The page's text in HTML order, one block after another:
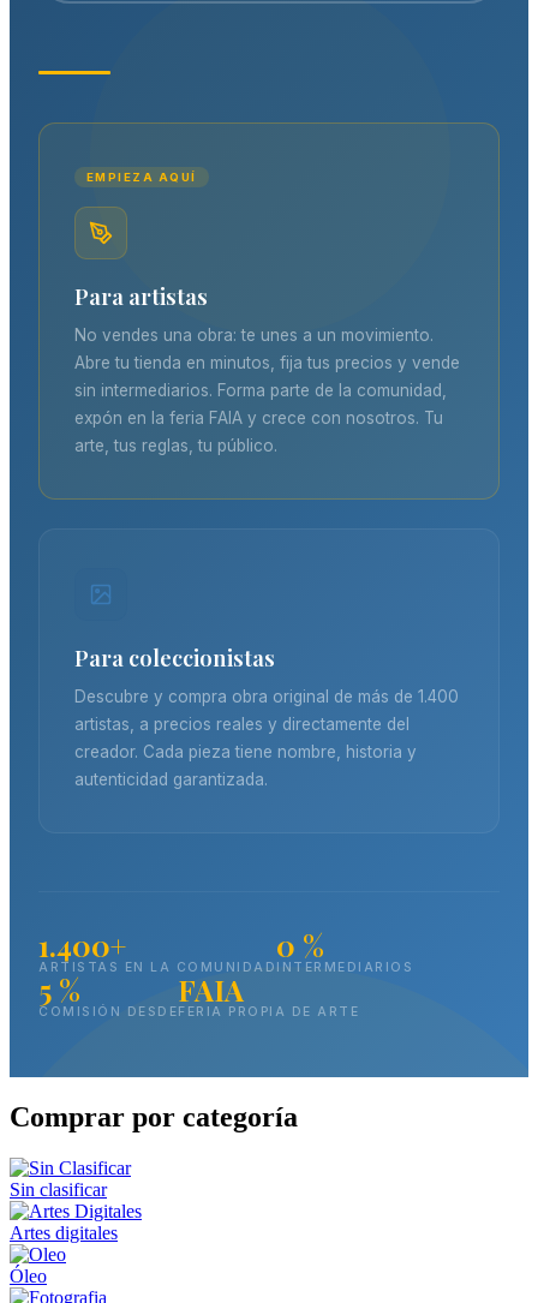
EMPIEZA AQUÍ
Para artistas
No vendes una obra: te unes a un movimiento.
Abre tu tienda en minutos, fija tus precios y vende
sin intermediarios. Forma parte de la comunidad,
expón en la feria FAIA y crece con nosotros. Tu
arte, tus reglas, tu público.
Para coleccionistas
Descubre y compra obra original de más de 1.400
artistas, a precios reales y directamente del
creador. Cada pieza tiene nombre, historia y
autenticidad garantizada.
1.400+
ARTISTAS EN LA COMUNIDAD
0 %
INTERMEDIARIOS
5 %
COMISIÓN DESDE
FAIA
FERIA PROPIA DE ARTE
Comprar por categoría
Sin clasificar
Artes digitales
Óleo